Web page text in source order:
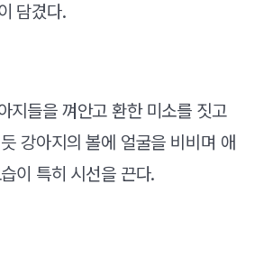
담겼다.
지들을 껴안고 환한 미소를 짓고
강아지의 볼에 얼굴을 비비며 애
이 특히 시선을 끈다.